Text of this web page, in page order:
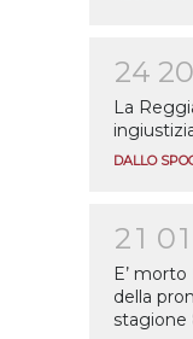
24 20
La
DALLO
21 01
E’
della
stagione